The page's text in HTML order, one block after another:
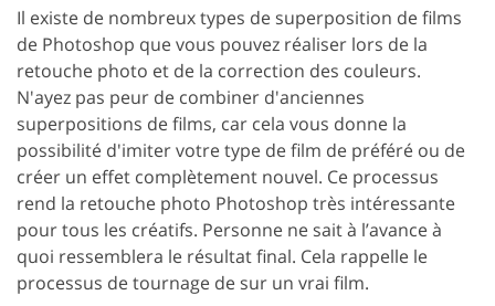
Il existe de nombreux types de superposition de films
de Photoshop que vous pouvez réaliser lors de la
retouche photo et de la correction des couleurs.
N'ayez pas peur de combiner d'anciennes
superpositions de films, car cela vous donne la
possibilité d'imiter votre type de film de préféré ou de
créer un effet complètement nouvel. Ce processus
rend la retouche photo Photoshop très intéressante
pour tous les créatifs. Personne ne sait à l’avance à
quoi ressemblera le résultat final. Cela rappelle le
processus de tournage de sur un vrai film.